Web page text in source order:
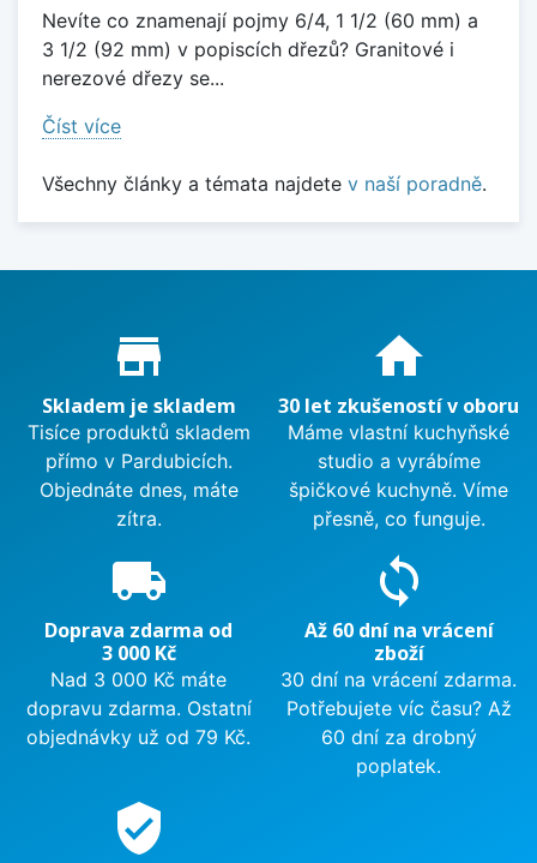
Nevíte co znamenají pojmy 6/4, 1 1/2 (60 mm) a
3 1/2 (92 mm) v popiscích dřezů? Granitové i
nerezové dřezy se...
Číst více
Všechny články a témata najdete v naší poradně.
Proč nakupovat u nás?
store_mall_directory
Skladem je skladem
Tisíce produktů skladem
přímo v Pardubicích.
Objednáte dnes, máte
zítra.
home
30 let zkušeností v oboru
Máme vlastní kuchyňské
studio a vyrábíme
špičkové kuchyně. Víme
přesně, co funguje.
local_shipping
Doprava zdarma od
3 000 Kč
Nad 3 000 Kč máte
dopravu zdarma. Ostatní
objednávky už od 79 Kč.
sync
Až 60 dní na vrácení
zboží
30 dní na vrácení zdarma.
Potřebujete víc času? Až
60 dní za drobný
poplatek.
verified_user